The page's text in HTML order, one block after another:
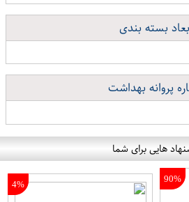
بسته بندی
پروانه بهداشت
هایی برای شما
90%
4%